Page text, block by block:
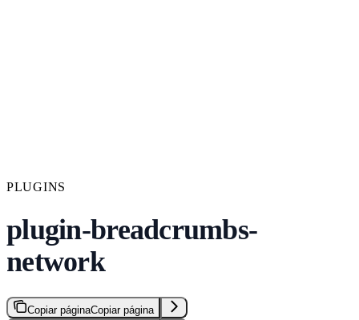
PLUGINS
plugin-breadcrumbs-
network
Copiar páginaCopiar página